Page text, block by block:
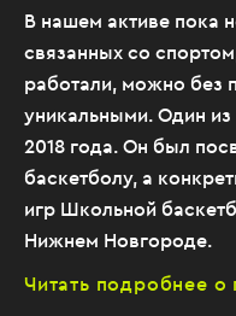
В нашем активе пока
связанных со
работали, можно без
уникальными. Один
2018 года. Он был
баскетболу, а
игр Школьной
Нижнем Новгороде.
Читать подробнее о